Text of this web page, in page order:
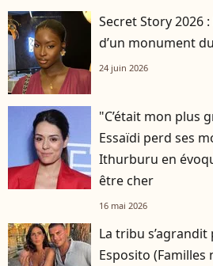
Secret Story 2026
d’un monument
24 juin 2026
"C’était mon plus
Essaïdi perd ses
Ithurburu en
être cher
16 mai 2026
La tribu
Esposito (Familles